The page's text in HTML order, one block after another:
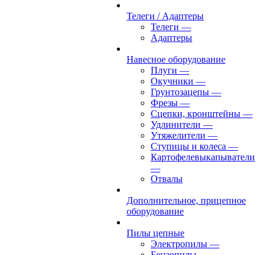
Телеги / Адаптеры
Телеги —
Адаптеры
Навесное оборудование
Плуги —
Окучники —
Грунтозацепы —
Фрезы —
Сцепки, кронштейны —
Удлинители —
Утяжелители —
Ступицы и колеса —
Картофелевыкапыватели
—
Отвалы
Дополнительное, прицепное
оборудование
Пилы цепные
Электропилы —